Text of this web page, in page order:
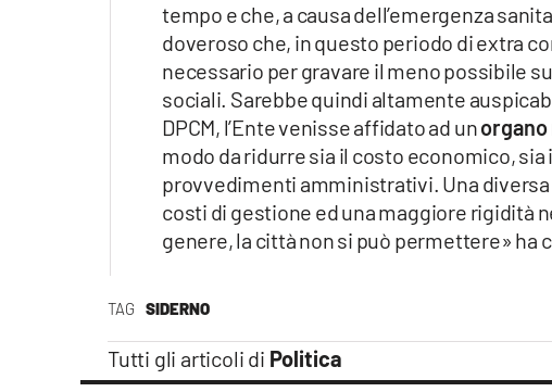
Vai
TAG SIDERNO
Tutti gli articoli di Politica
tempo e che, a causa dell’emergenza
doveroso che, in questo periodo di extra
necessario per gravare il meno possibile
sociali. Sarebbe quindi altamente
DPCM, l’Ente venisse affidato ad un
modo da ridurre sia il costo economico, sia
provvedimenti amministrativi. Una
costi di gestione ed una maggiore rigidità
genere, la città non si può permettere» ha